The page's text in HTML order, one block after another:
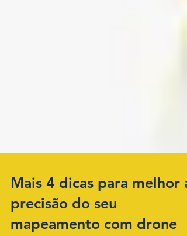
Mais 4 dicas para melhor a